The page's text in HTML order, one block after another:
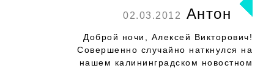
02.03.2012 Антон
Доброй ночи, Алексей Викторович!
Совершенно случайно наткнулся на
нашем калининградском новостном